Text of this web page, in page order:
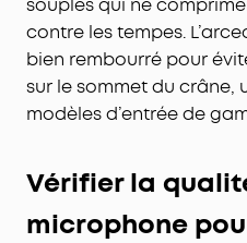
contre les tempes.
bien rembourré pour
sur le sommet du crâne,
modèles d’entrée de
Vérifier la
microphone